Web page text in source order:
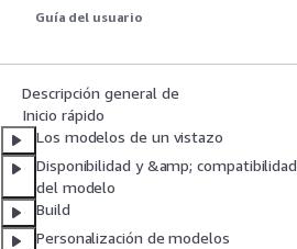
Guía del usuario
Descripción general de
Inicio rápido
Los modelos de un vistazo
Disponibilidad y &amp; compatibilidad
del modelo
Build
Personalización de modelos